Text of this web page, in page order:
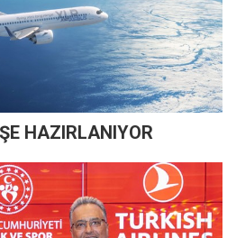
HAZIRLANIYOR